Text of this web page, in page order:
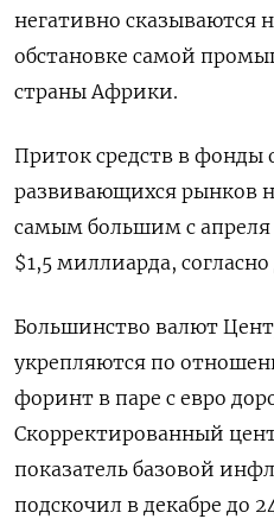
негативно сказываются
обстановке самой
страны Африки.
Приток средств в фонды
развивающихся рынков
самым большим с апреля
$1,5 миллиарда,
Большинство валют
укрепляются по
форинт в паре с евро
Скорректированный
показатель базовой
подскочил в декабре до